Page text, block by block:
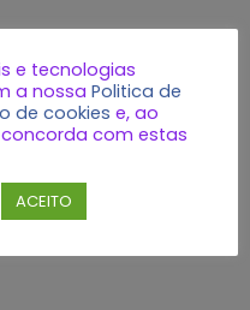
e tecnologias
a nossa Politica de
de cookies e, ao
com estas
ACEITO